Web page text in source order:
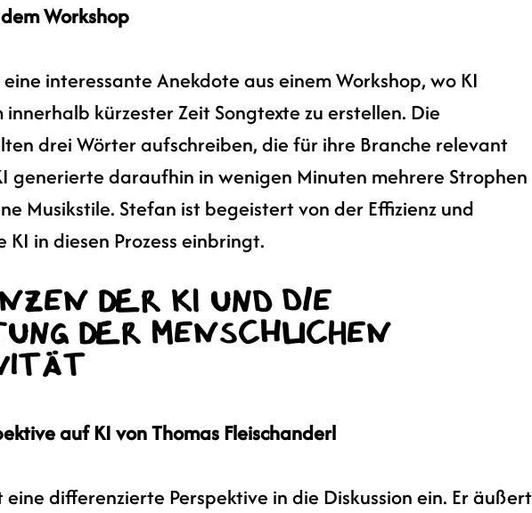
Workshop
interessante Anekdote aus einem Workshop, wo KI
kürzester Zeit Songtexte zu erstellen. Die
drei Wörter aufschreiben, die für ihre Branche relevant
generierte daraufhin in wenigen Minuten mehrere Strophen
Musikstile. Stefan ist begeistert von der Effizienz und
in diesen Prozess einbringt.
der KI und die
der menschlichen
auf KI von Thomas Fleischanderl
differenzierte Perspektive in die Diskussion ein. Er äußert